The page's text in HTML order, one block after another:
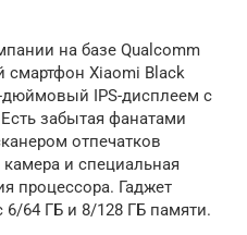
на базе Qualcomm
смартфон Xiaomi Black
дюймовый IPS-дисплеем с
забытая фанатами
отпечатков
и специальная
процессора. Гаджет
6/64 ГБ и 8/128 ГБ памяти.